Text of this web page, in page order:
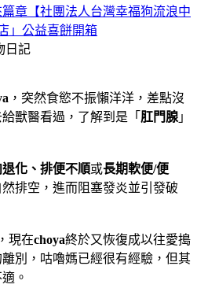
章【社團法人台灣幸福狗流浪中
」公益喜餅開箱
日記
，突然食慾不振懶洋洋，差點沒
獸醫看過，了解到是「 肛門腺 」
退化、排便不順或長期軟便/便
排空，進而阻塞發炎並引發破
現在choya終於又恢復成以往愛搗
別，咕嚕媽已經很有經驗，但其
。